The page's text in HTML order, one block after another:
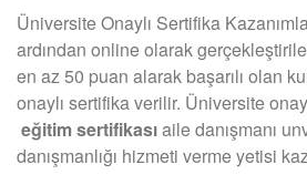
Üniversite Onaylı Sertifika
ardından online olarak
en az 50 puan alarak başarılı olan
onaylı sertifika verilir. Üniversite
eğitim sertifikasıaile danışmanı
danışmanlığı hizmeti verme yetisi